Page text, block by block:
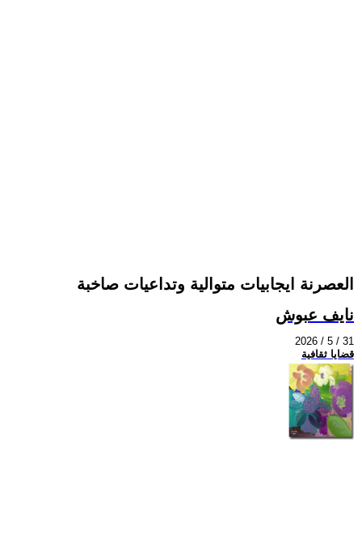
العصرنة ايجابيات متوالية وتداعيات صاخبة
نايف عبوش
2026 / 5 / 31
قضايا ثقافية